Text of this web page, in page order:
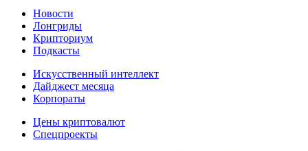
Новости
Лонгриды
Крипториум
Подкасты
Искусственный интеллект
Дайджест месяца
Корпораты
Цены криптовалют
Спецпроекты